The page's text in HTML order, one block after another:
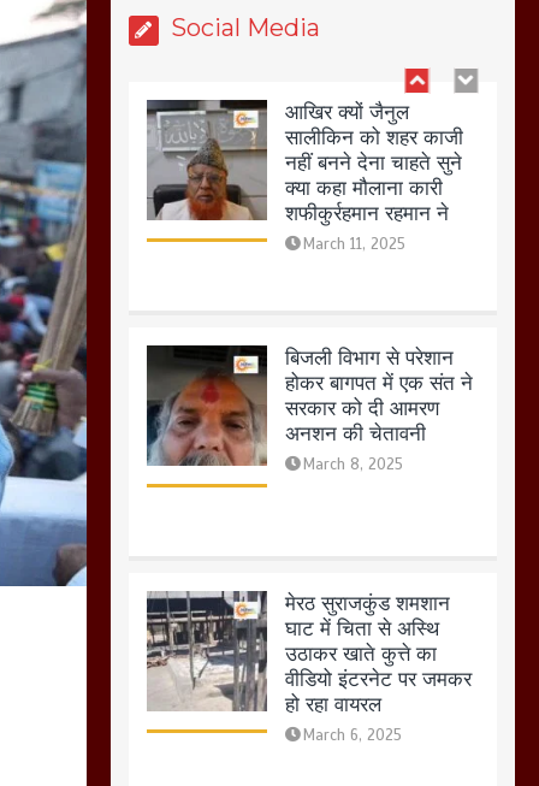
Social MediaMarch 11, 2025
बिजली विभाग से परेशान
होकर बागपत में एक संत ने
सरकार को दी आमरण
अनशन की चेतावनी
March 8, 2025
मेरठ सुराजकुंड शमशान
घाट में चिता से अस्थि
उठाकर खाते कुत्ते का
वीडियो इंटरनेट पर जमकर
हो रहा वायरल
होलिका रखने पर लात मार
कर होलिका को किया तहस
नहस,मोहल्ले वालों के साथ
की गई गाली गलोच ,कहा
अगर रखी गई होली तो होगा
खून खराबा,